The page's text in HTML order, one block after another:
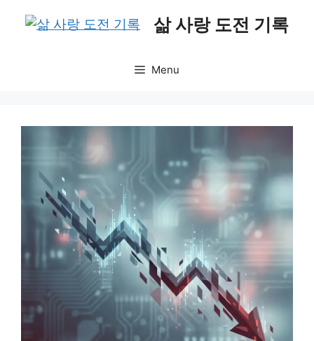
삶 사랑 도전 기록
Menu